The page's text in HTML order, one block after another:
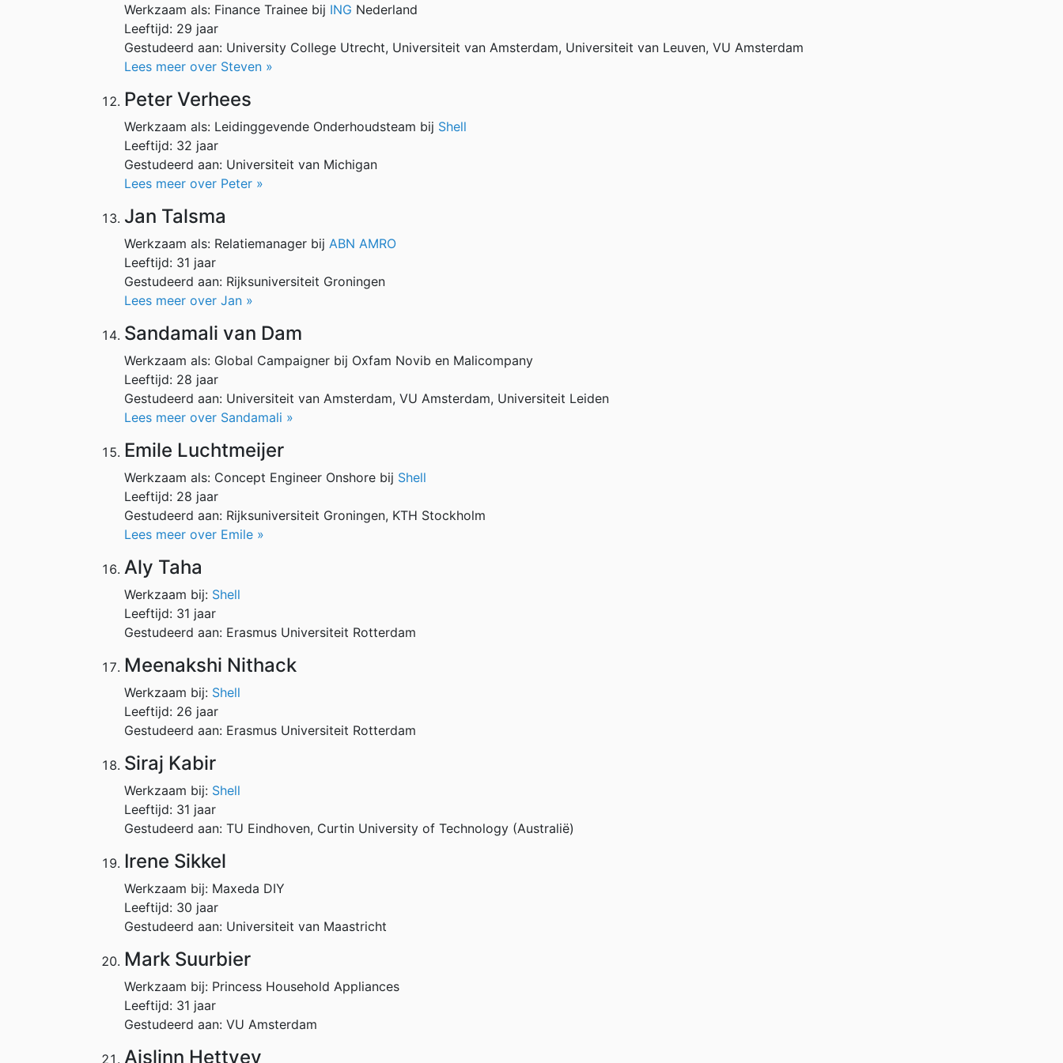
Werkzaam als: Finance Trainee bij ING Nederland
Leeftijd: 29 jaar
Gestudeerd aan: University College Utrecht, Universiteit van Amsterdam, Universiteit van Leuven, VU Amsterdam
Lees meer over Steven »
Peter Verhees
Werkzaam als: Leidinggevende Onderhoudsteam bij Shell
Leeftijd: 32 jaar
Gestudeerd aan: Universiteit van Michigan
Lees meer over Peter »
Jan Talsma
Werkzaam als: Relatiemanager bij ABN AMRO
Leeftijd: 31 jaar
Gestudeerd aan: Rijksuniversiteit Groningen
Lees meer over Jan »
Sandamali van Dam
Werkzaam als: Global Campaigner bij Oxfam Novib en Malicompany
Leeftijd: 28 jaar
Gestudeerd aan: Universiteit van Amsterdam, VU Amsterdam, Universiteit Leiden
Lees meer over Sandamali »
Emile Luchtmeijer
Werkzaam als: Concept Engineer Onshore bij Shell
Leeftijd: 28 jaar
Gestudeerd aan: Rijksuniversiteit Groningen, KTH Stockholm
Lees meer over Emile »
Aly Taha
Werkzaam bij: Shell
Leeftijd: 31 jaar
Gestudeerd aan: Erasmus Universiteit Rotterdam
Meenakshi Nithack
Werkzaam bij: Shell
Leeftijd: 26 jaar
Gestudeerd aan: Erasmus Universiteit Rotterdam
Siraj Kabir
Werkzaam bij: Shell
Leeftijd: 31 jaar
Gestudeerd aan: TU Eindhoven, Curtin University of Technology (Australië)
Irene Sikkel
Werkzaam bij: Maxeda DIY
Leeftijd: 30 jaar
Gestudeerd aan: Universiteit van Maastricht
Mark Suurbier
Werkzaam bij: Princess Household Appliances
Leeftijd: 31 jaar
Gestudeerd aan: VU Amsterdam
Aislinn Hettyey